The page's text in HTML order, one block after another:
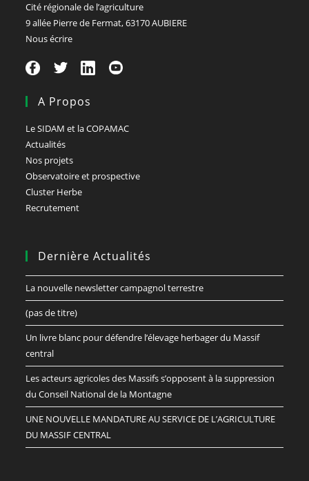
Cité régionale de l’agriculture
9 allée Pierre de Fermat, 63170 AUBIERE
Nous écrire
A Propos
Le SIDAM et la COPAMAC
Actualités
Nos projets
Observatoire et prospective
Cluster Herbe
Recrutement
Dernière Actualités
La nouvelle newsletter campagnol terrestre
(pas de titre)
Un livre blanc pour défendre l’élevage herbager du Massif
central
Les acteurs agricoles des Massifs s’opposent à la suppression
du Conseil National de la Montagne
UNE NOUVELLE MANDATURE AU SERVICE DE L’AGRICULTURE
DU MASSIF CENTRAL